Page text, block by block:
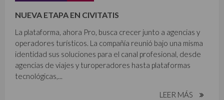
NUEVA ETAPA EN CIVITATIS
La plataforma, ahora Pro, busca crecer junto a agencias y
operadores turísticos. La compañía reunió bajo una misma
identidad sus soluciones para el canal profesional, desde
agencias de viajes y turoperadores hasta plataformas
tecnológicas,...
LEER MÁS